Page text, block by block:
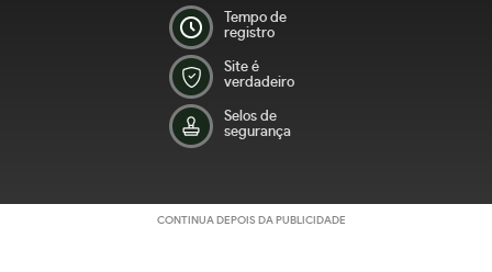
Tempo de
registro
Site é
verdadeiro
Selos de
segurança
CONTINUA DEPOIS DA PUBLICIDADE